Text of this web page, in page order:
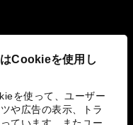
Cookieを使用し
を使って、ユーザー
や広告の表示、トラ